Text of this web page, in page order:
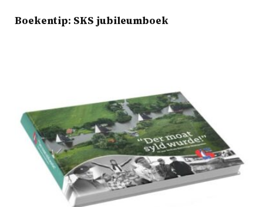
Boekentip: SKS jubileumboek